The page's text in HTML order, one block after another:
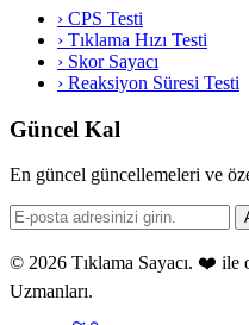
› CPS Testi
› Tıklama Hızı Testi
› Skor Sayacı
› Reaksiyon Süresi Testi
Güncel Kal
En güncel güncellemeleri ve
© 2026 Tıklama Sayacı. ❤️ ile
Uzmanları.